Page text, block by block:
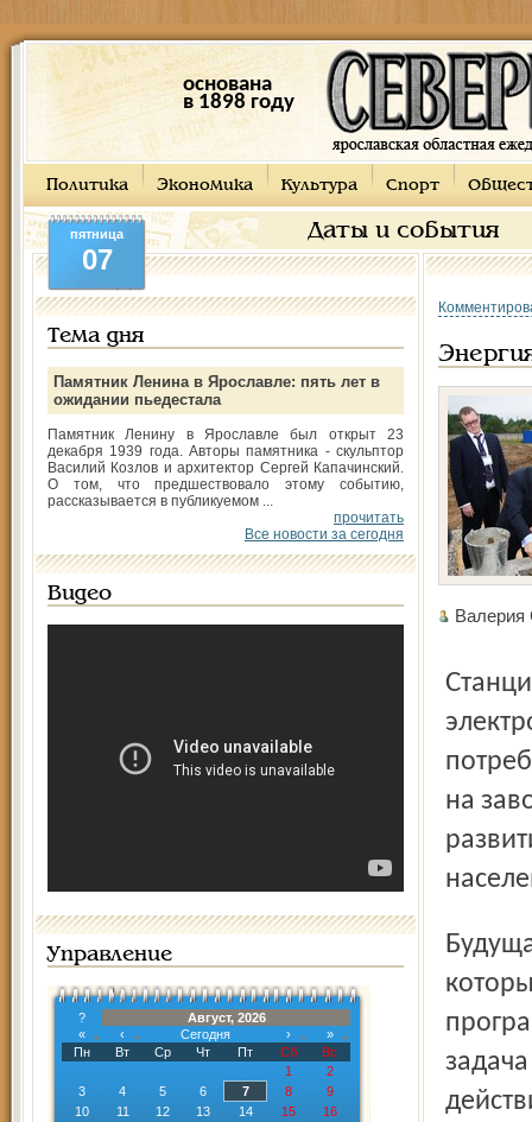
основана
в 1898 году
Политика Экономика Культура Спорт
Даты и события
пятница
07
Тема дня
Памятник Ленина в Ярославле: пять лет в
ожидании пьедестала
Памятник Ленину в Ярославле был открыт 23
декабря 1939 года. Авторы памятника - скульптор
Василий Козлов и архитектор Сергей Капачинский.
О том, что предшествовало этому событию,
рассказывается в публикуемом ...
прочитать
Все новости за сегодня
Видео
Управление
?
Август, 2026
«
‹ Сегодня ›
»
Пн
Вт Ср Чт Пт Сб
Вс
1
2
3
4 5 6 7 8
9
10
11 12 13 14 15
16
Станция предназначена для производства
на
Будущая установка – один из шести пилотных проектов,